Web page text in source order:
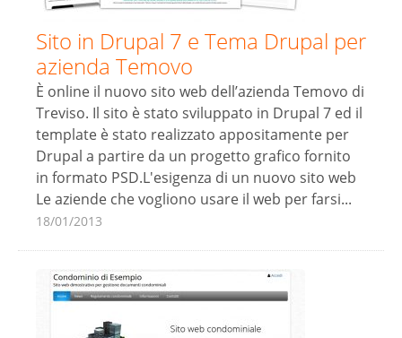
Sito in Drupal 7 e Tema Drupal per
azienda Temovo
È online il nuovo sito web dell’azienda Temovo di
Treviso. Il sito è stato sviluppato in Drupal 7 ed il
template è stato realizzato appositamente per
Drupal a partire da un progetto grafico fornito
in formato PSD.L'esigenza di un nuovo sito web
Le aziende che vogliono usare il web per farsi...
18/01/2013